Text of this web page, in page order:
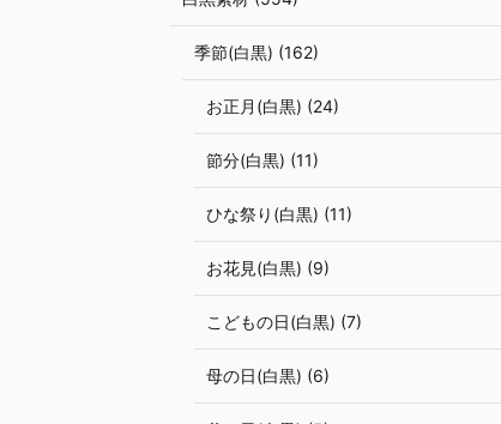
季節(白黒) (162)
お正月(白黒) (24)
節分(白黒) (11)
ひな祭り(白黒) (11)
お花見(白黒) (9)
こどもの日(白黒) (7)
母の日(白黒) (6)